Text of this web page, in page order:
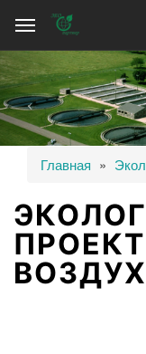
P
r
e
v
o
s
ВЫ
Главная »
ВОЗДУХ